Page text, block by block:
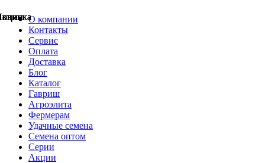
О компании
Контакты
Сервис
Оплата
Доставка
Блог
Каталог
Гавриш
Агроэлита
Фермерам
Удачные семена
Семена оптом
Серии
Акции